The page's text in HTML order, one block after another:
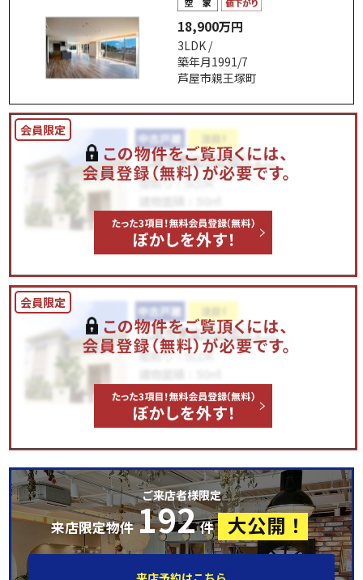
18,900万円
3LDK /
築年月1991/7
芦屋市親王塚町
ご来店者様限定
来店限定物件 192 件 大公開！